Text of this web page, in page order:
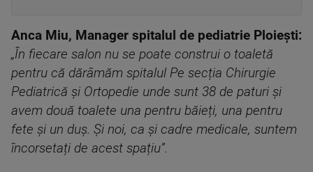
Anca Miu, Manager spitalul de pediatrie Ploiești:
„În fiecare salon nu se poate construi o toaletă
pentru că dărâmăm spitalul Pe secția Chirurgie
Pediatrică și Ortopedie unde sunt 38 de paturi și
avem două toalete una pentru băieți, una pentru
fete și un duș. Și noi, ca și cadre medicale, suntem
încorsetați de acest spațiu”.